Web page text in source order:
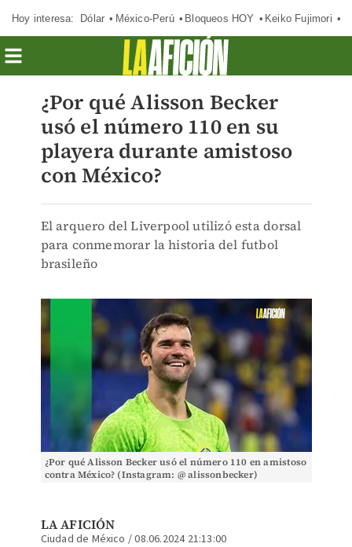
Hoy interesa: Dólar México-Perú Bloqueos HOY Keiko Fujimori
¿Por qué Alisson Becker
usó el número 110 en su
playera durante amistoso
con México?
El arquero del Liverpool utilizó esta dorsal
para conmemorar la historia del futbol
brasileño
¿Por qué Alisson Becker usó el número 110 en amistoso
contra México? (Instagram: @ alissonbecker)
LA AFICIÓN
Ciudad de México /08.06.2024 21:13:00